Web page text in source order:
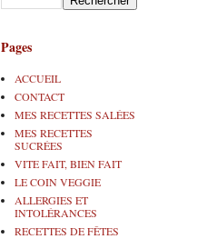
Pages
ACCUEIL
CONTACT
MES RECETTES SALÉES
MES RECETTES
SUCRÉES
VITE FAIT, BIEN FAIT
LE COIN VEGGIE
ALLERGIES ET
INTOLÉRANCES
RECETTES DE FÊTES